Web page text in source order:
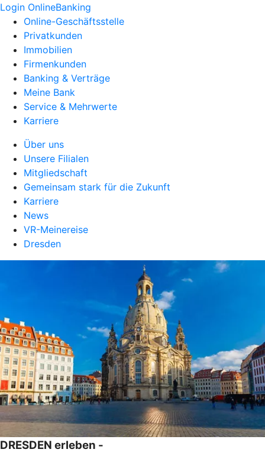
Login OnlineBanking
Online-Geschäftsstelle
Privatkunden
Immobilien
Firmenkunden
Banking & Verträge
Meine Bank
Service & Mehrwerte
Karriere
Über uns
Unsere Filialen
Mitgliedschaft
Gemeinsam stark für die Zukunft
Karriere
News
VR-Meinereise
Dresden
DRESDEN erleben -